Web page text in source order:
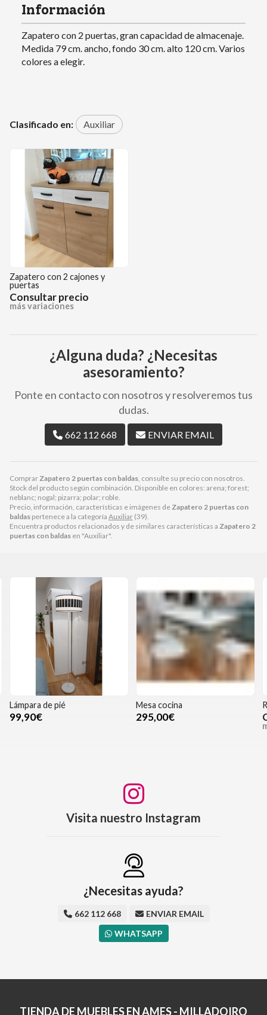
Comprar Zapatero 2 puertas con baldas , consulte su precio con nosotros.
Stock del producto según combinación. Disponible en colores: arena; forest;
neblanc; nogal; pizarra; polar; roble.
Precio, información, características e imágenes de Zapatero 2 puertas con
baldas pertenece a la categoría Auxiliar (39).
Encuentra productos relacionados y de similares características a Zapatero 2
puertas con baldas en "Auxiliar".
Información
Zapatero con 2 puertas, gran capacidad de almacenaje.
Medida 79 cm. ancho, fondo 30 cm. alto 120 cm. Varios
colores a elegir.
Clasificado en: Auxiliar
Zapatero con 2 cajones y
puertas
Consultar precio
más variaciones
¿Alguna duda? ¿Necesitas
asesoramiento?
Ponte en contacto con nosotros y resolveremos tus
dudas.
662 112 668 ENVIAR EMAIL
Lámpara de pié
99,90€
Mesa cocina
295,00€
Visita nuestro Instagram
¿Necesitas ayuda?
662 112 668
ENVIAR EMAIL
WHATSAPP
TIENDA DE MUEBLES EN AMES - MILLADOIRO